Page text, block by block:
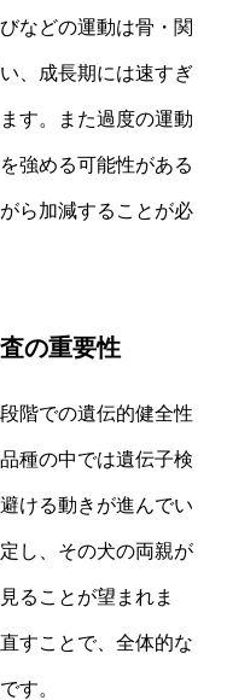
などの運動は骨・関
、成長期には速すぎ
す。また過度の運動
強める可能性がある
ら加減することが必
の重要性
階での遺伝的健全性
種の中では遺伝子検
ける動きが進んでい
し、その犬の両親が
ることが望まれま
すことで、全体的な
す。